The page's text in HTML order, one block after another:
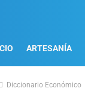
ARTESANÍA
Diccionario Económico